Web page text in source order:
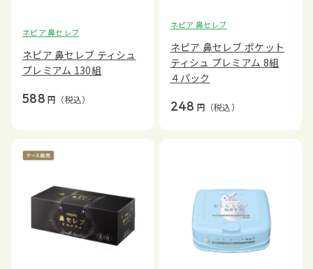
ネピア 鼻セレブ
ネピア 鼻セレブ ティシュ
プレミアム 130組
588 円 （税込）
ネピア 鼻セレブ
ネピア 鼻セレブ ポケット
ティシュ プレミアム 8組
４パック
248 円 （税込）